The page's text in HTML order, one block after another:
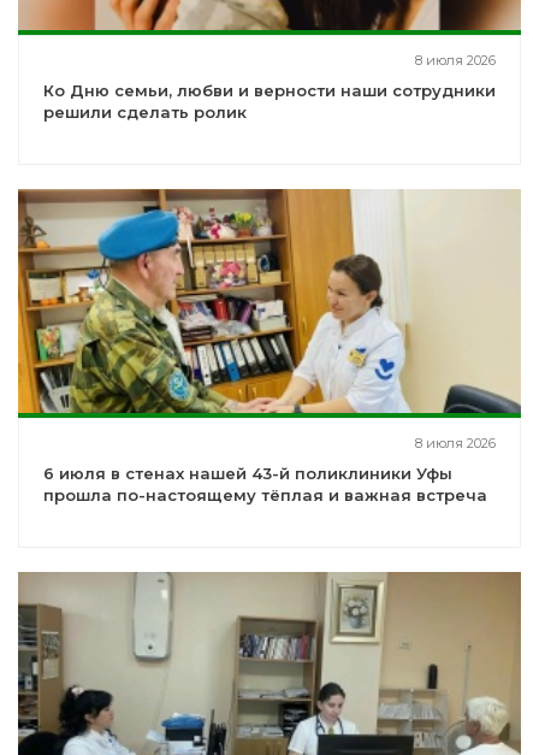
8 июля 2026
Ко Дню семьи, любви и верности наши сотрудники
решили сделать ролик
8 июля 2026
6 июля в стенах нашей 43-й поликлиники Уфы
прошла по-настоящему тёплая и важная встреча